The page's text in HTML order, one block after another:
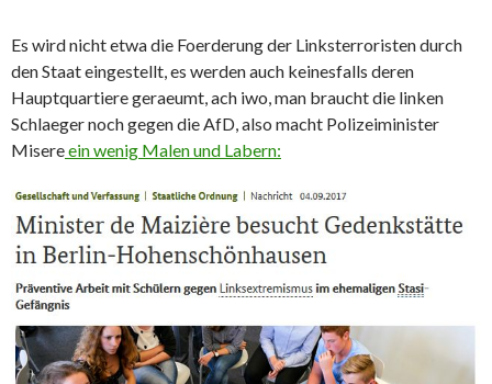
Es wird nicht etwa die Foerderung der Linksterroristen durch
den Staat eingestellt, es werden auch keinesfalls deren
Hauptquartiere geraeumt, ach iwo, man braucht die linken
Schlaeger noch gegen die AfD, also macht Polizeiminister
Misereein wenig Malen und Labern: